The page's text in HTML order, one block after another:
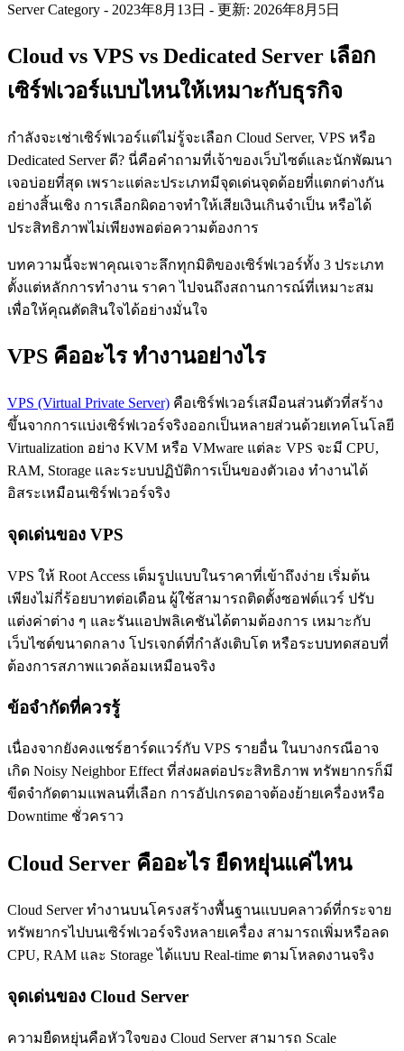
Server Category - 2023年8月13日 - 更新: 2026年8月5日
Cloud vs VPS vs Dedicated Server เลือก
เซิร์ฟเวอร์แบบไหนให้เหมาะกับธุรกิจ
กำลังจะเช่าเซิร์ฟเวอร์แต่ไม่รู้จะเลือก Cloud Server, VPS หรือ
Dedicated Server ดี? นี่คือคำถามที่เจ้าของเว็บไซต์และนักพัฒนา
เจอบ่อยที่สุด เพราะแต่ละประเภทมีจุดเด่นจุดด้อยที่แตกต่างกัน
อย่างสิ้นเชิง การเลือกผิดอาจทำให้เสียเงินเกินจำเป็น หรือได้
ประสิทธิภาพไม่เพียงพอต่อความต้องการ
บทความนี้จะพาคุณเจาะลึกทุกมิติของเซิร์ฟเวอร์ทั้ง 3 ประเภท
ตั้งแต่หลักการทำงาน ราคา ไปจนถึงสถานการณ์ที่เหมาะสม
เพื่อให้คุณตัดสินใจได้อย่างมั่นใจ
VPS คืออะไร ทำงานอย่างไร
VPS (Virtual Private Server) คือเซิร์ฟเวอร์เสมือนส่วนตัวที่สร้าง
ขึ้นจากการแบ่งเซิร์ฟเวอร์จริงออกเป็นหลายส่วนด้วยเทคโนโลยี
Virtualization อย่าง KVM หรือ VMware แต่ละ VPS จะมี CPU,
RAM, Storage และระบบปฏิบัติการเป็นของตัวเอง ทำงานได้
อิสระเหมือนเซิร์ฟเวอร์จริง
จุดเด่นของ VPS
VPS ให้ Root Access เต็มรูปแบบในราคาที่เข้าถึงง่าย เริ่มต้น
เพียงไม่กี่ร้อยบาทต่อเดือน ผู้ใช้สามารถติดตั้งซอฟต์แวร์ ปรับ
แต่งค่าต่าง ๆ และรันแอปพลิเคชันได้ตามต้องการ เหมาะกับ
เว็บไซต์ขนาดกลาง โปรเจกต์ที่กำลังเติบโต หรือระบบทดสอบที่
ต้องการสภาพแวดล้อมเหมือนจริง
ข้อจำกัดที่ควรรู้
เนื่องจากยังคงแชร์ฮาร์ดแวร์กับ VPS รายอื่น ในบางกรณีอาจ
เกิด Noisy Neighbor Effect ที่ส่งผลต่อประสิทธิภาพ ทรัพยากรก็มี
ขีดจำกัดตามแพลนที่เลือก การอัปเกรดอาจต้องย้ายเครื่องหรือ
Downtime ชั่วคราว
Cloud Server คืออะไร ยืดหยุ่นแค่ไหน
Cloud Server ทำงานบนโครงสร้างพื้นฐานแบบคลาวด์ที่กระจาย
ทรัพยากรไปบนเซิร์ฟเวอร์จริงหลายเครื่อง สามารถเพิ่มหรือลด
CPU, RAM และ Storage ได้แบบ Real-time ตามโหลดงานจริง
จุดเด่นของ Cloud Server
ความยืดหยุ่นคือหัวใจของ Cloud Server สามารถ Scale